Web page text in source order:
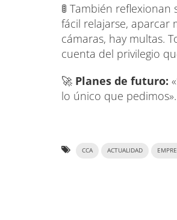
🚦 También reflexionan
fácil relajarse, aparcar
cámaras, hay multas.
cuenta del privilegio
🚀 Planes de futuro:
lo único que pedimos».
CCA ACTUALIDAD